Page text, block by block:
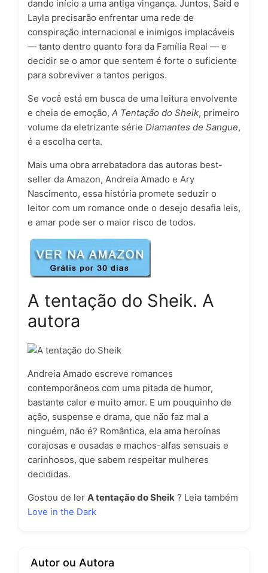
dando início a uma antiga vingança. Juntos, Said e
Layla precisarão enfrentar uma rede de
conspiração internacional e inimigos implacáveis
— tanto dentro quanto fora da Família Real — e
decidir se o amor que sentem é forte o suficiente
para sobreviver a tantos perigos.
Se você está em busca de uma leitura envolvente
e cheia de emoção, A Tentação do Sheik, primeiro
volume da eletrizante série Diamantes de Sangue,
é a escolha certa.
Mais uma obra arrebatadora das autoras best-
seller da Amazon, Andreia Amado e Ary
Nascimento, essa história promete seduzir o
leitor com um romance onde o desejo desafia leis,
e amar pode ser o maior risco de todos.
A tentação do Sheik. A
autora
Andreia Amado escreve romances
contemporâneos com uma pitada de humor,
bastante calor e muito amor. E um pouquinho de
ação, suspense e drama, que não faz mal a
ninguém, não é? Romântica, ela ama heroínas
corajosas e ousadas e machos-alfas sensuais e
carinhosos, que sabem respeitar mulheres
decididas.
Gostou de ler A tentação do Sheik ? Leia também
Love in the Dark
Autor ou Autora